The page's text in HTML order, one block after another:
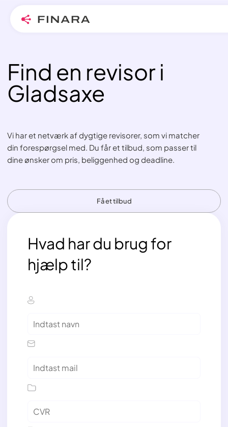
Skip
content
Find en revisor i
Gladsaxe
Vi har et netværk af dygtige revisorer, som vi matcher
din forespørgsel med. Du får et tilbud, som passer til
dine ønsker om pris, beliggenhed og deadline.
Få et tilbud
Hvad har du brug for
hjælp til?